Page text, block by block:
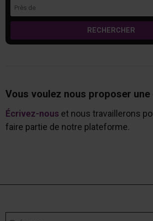
RECHERCHER
Vous voulez nous proposer
Écrivez-nouset nous travaillerons
faire partie de notre plateforme.